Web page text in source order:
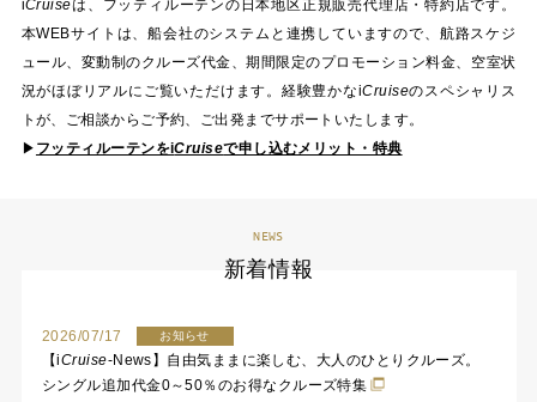
iCruiseは、フッティルーテンの日本地区正規販売代理店・特約店です。
本WEBサイトは、船会社のシステムと連携していますので、航路スケジ
ュール、変動制のクルーズ代金、期間限定のプロモーション料金、空室状
況がほぼリアルにご覧いただけます。経験豊かなiCruiseのスペシャリス
トが、ご相談からご予約、ご出発までサポートいたします。
▶ フッティルーテンをiCruiseで申し込むメリット・特典
NEWS
新着情報
2026/07/17 お知らせ
【iCruise-News】自由気ままに楽しむ、大人のひとりクルーズ。
シングル追加代金0～50％のお得なクルーズ特集